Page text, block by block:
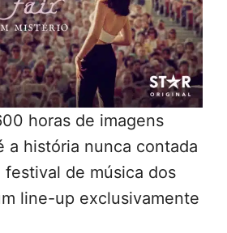
horas de imagens
a história nunca contada
festival de música dos
line-up exclusivamente